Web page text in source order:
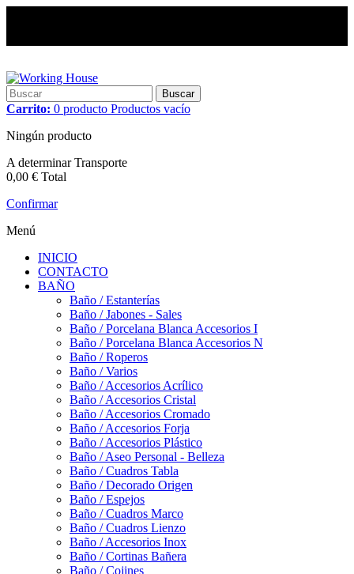
Buscar
Carrito: 0 producto Productos vacío
Ningún producto
A determinarTransporte
0,00 € Total
Confirmar
Menú
INICIO
CONTACTO
BAÑO
Baño / Estanterías
Baño / Jabones - Sales
Baño / Porcelana Blanca Accesorios I
Baño / Porcelana Blanca Accesorios N
Baño / Roperos
Baño / Varios
Baño / Accesorios Acrílico
Baño / Accesorios Cristal
Baño / Accesorios Cromado
Baño / Accesorios Forja
Baño / Accesorios Plástico
Baño / Aseo Personal - Belleza
Baño / Cuadros Tabla
Baño / Decorado Origen
Baño / Espejos
Baño / Cuadros Marco
Baño / Cuadros Lienzo
Baño / Accesorios Inox
Baño / Cortinas Bañera
Baño / Cojines